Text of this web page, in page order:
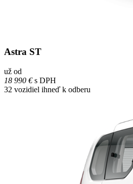
Astra ST
už od
18 990 €s DPH
32 vozidiel ihneď k odberu